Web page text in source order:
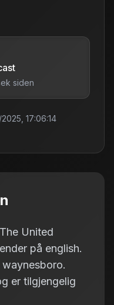
siden
2025, 17:06:14
United
på english.
er tilgjengelig